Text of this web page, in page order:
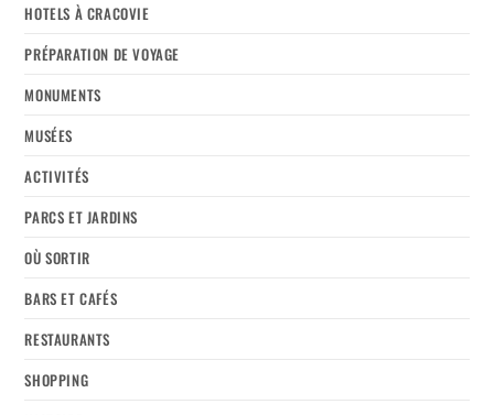
HOTELS À CRACOVIE
PRÉPARATION DE VOYAGE
MONUMENTS
MUSÉES
ACTIVITÉS
PARCS ET JARDINS
OÙ SORTIR
BARS ET CAFÉS
RESTAURANTS
SHOPPING